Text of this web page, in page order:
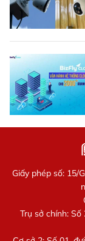
Giấy phép số: 15/
Trụ sở chính: